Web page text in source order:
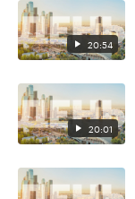
20:54
20:01